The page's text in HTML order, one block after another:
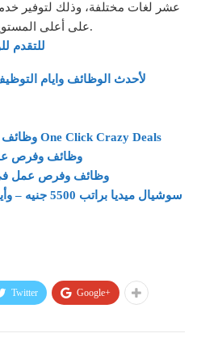
عشر لغات مختلفة، وذلك لتوفير
على أعلى المستويات العالمية للعملاء في 80 بلدًا.
للتقدم
لأحدث الوظائف وايام
وظائف وفرص عمل خدمة عملاء فى One Click Crazy Deals
وظائف وفرص
وظائف وفرص عمل فى
سوشيال ميديا براتب 5500 جنيه – وأيضًا كورس لغة إنجليزية مجانًا
Twitter Google+